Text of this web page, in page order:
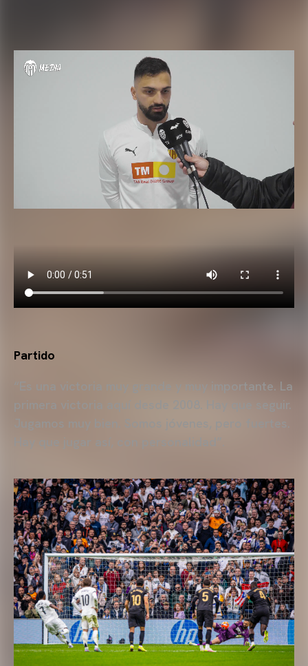
Partido
“Es una victoria muy grande y muy importante. La
primera victoria aquí desde 2008. Hay que seguir.
Jugamos muy bien. Somos jóvenes, pero fuertes.